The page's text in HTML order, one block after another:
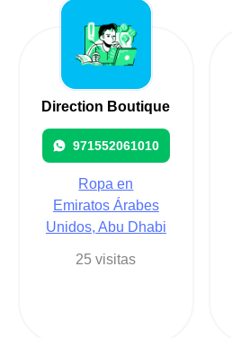
Direction Boutique
971552061010
Ropa en
Emiratos Árabes
Unidos, Abu Dhabi
25 visitas